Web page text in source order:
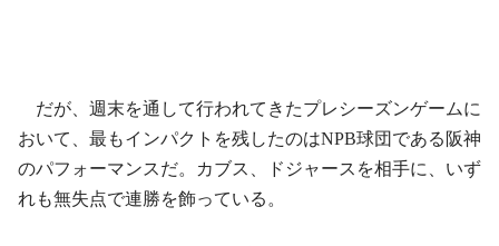
だが、週末を通して行われてきたプレシーズンゲームに
おいて、最もインパクトを残したのはNPB球団である阪神
のパフォーマンスだ。カブス、ドジャースを相手に、いず
れも無失点で連勝を飾っている。